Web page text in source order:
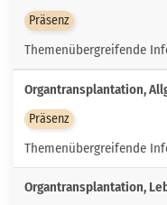
Präsenz
Themenübergreifende
Organtransplantation,
Präsenz
Themenübergreifende
Organtransplantation,